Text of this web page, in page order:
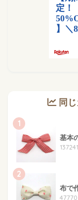
同
1
基本
2
布で